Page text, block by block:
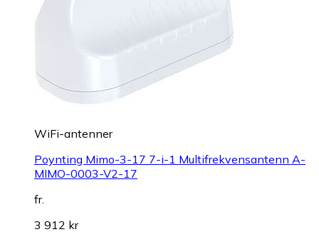
WiFi-antenner
Poynting Mimo-3-17 7-i-1 Multifrekvensantenn A-
MIMO-0003-V2-17
fr.
3 912 kr